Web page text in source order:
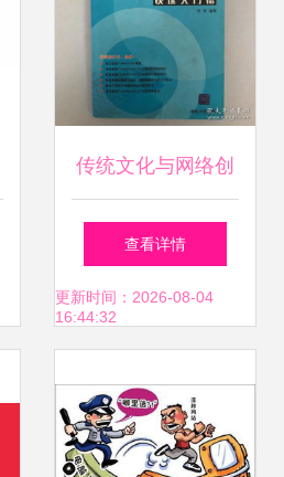
传统文化与网络创
新 从孔夫子旧书网
看百玉文化传媒的
查看详情
更新时间：2026-08-04
16:44:32